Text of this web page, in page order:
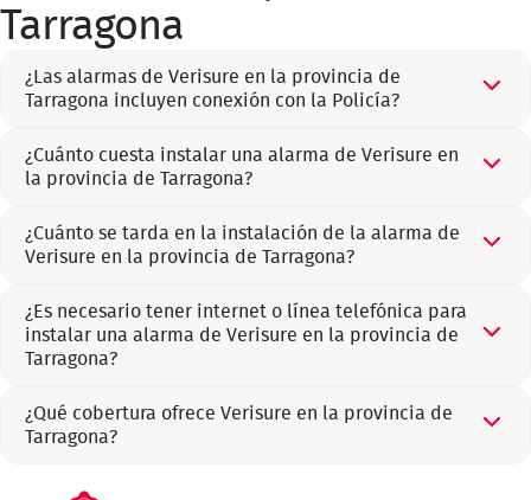
Tarragona
¿Las alarmas de Verisure en la provincia de
Tarragona incluyen conexión con la Policía?
¿Cuánto cuesta instalar una alarma de Verisure en
la provincia de Tarragona?
¿Cuánto se tarda en la instalación de la alarma de
Verisure en la provincia de Tarragona?
¿Es necesario tener internet o línea telefónica para
instalar una alarma de Verisure en la provincia de
Tarragona?
¿Qué cobertura ofrece Verisure en la provincia de
Tarragona?